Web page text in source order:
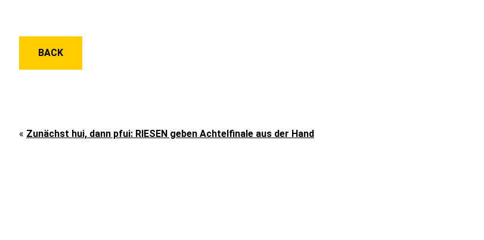
BACK
« Zunächst hui, dann pfui: RIESEN geben Achtelfinale aus der Hand